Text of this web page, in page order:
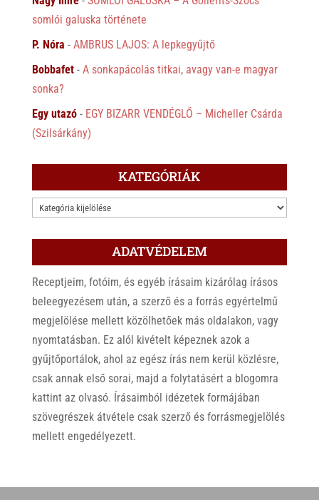
somlói galuska története
P. Nóra - AMBRUS LAJOS: A lepkegyűjtő
Bobbafet- A sonkapácolás titkai, avagy van-e magyar
sonka?
Egy utazó- EGY BIZARR VENDÉGLŐ – Micheller Csárda
(Szilsárkány)
KATEGÓRIÁK
KATEGÓRIÁK
ADATVÉDELEM
Receptjeim, fotóim, és egyéb írásaim kizárólag írásos
beleegyezésem után, a szerző és a forrás egyértelmű
megjelölése mellett közölhetőek más oldalakon, vagy
nyomtatásban. Ez alól kivételt képeznek azok a
gyűjtőportálok, ahol az egész írás nem kerül közlésre,
csak annak első sorai, majd a folytatásért a blogomra
kattint az olvasó. Írásaimból idézetek formájában
szövegrészek átvétele csak szerző és forrásmegjelölés
mellett engedélyezett.